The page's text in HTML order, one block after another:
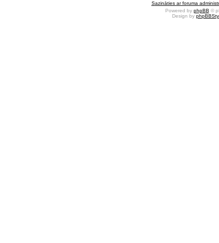
Sazināties ar foruma
Powered by phpBB ©
Design by